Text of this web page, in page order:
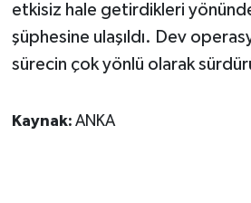
etkisiz hale getirdikleri
şüphesine ulaşıldı. Dev
sürecin çok yönlü olarak
Kaynak: ANKA